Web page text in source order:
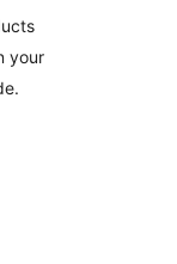
your